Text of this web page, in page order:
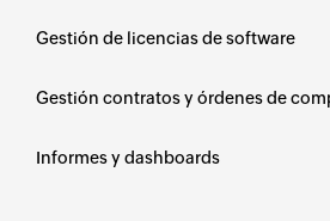
Gestión de licencias de software
Gestión contratos y órdenes de
Informes y dashboards